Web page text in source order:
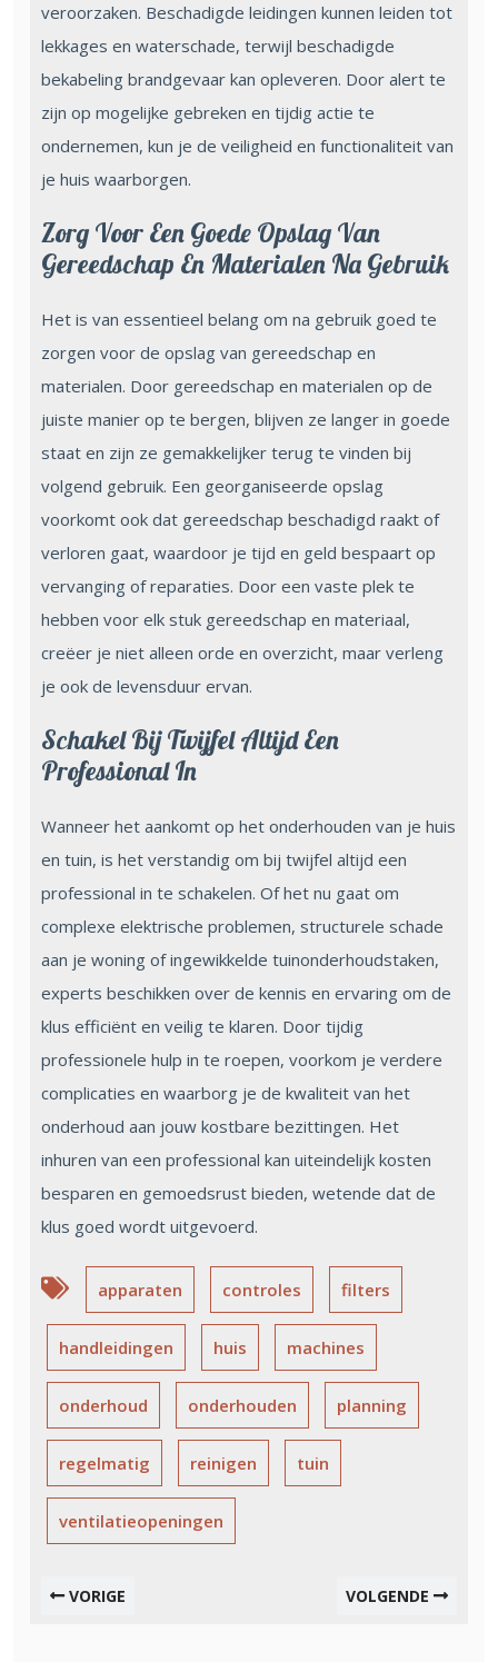
veroorzaken. Beschadigde leidingen kunnen leiden tot
lekkages en waterschade, terwijl beschadigde
bekabeling brandgevaar kan opleveren. Door alert te
zijn op mogelijke gebreken en tijdig actie te
ondernemen, kun je de veiligheid en functionaliteit van
je huis waarborgen.
Zorg Voor Een Goede Opslag Van
Gereedschap En Materialen Na Gebruik
Het is van essentieel belang om na gebruik goed te
zorgen voor de opslag van gereedschap en
materialen. Door gereedschap en materialen op de
juiste manier op te bergen, blijven ze langer in goede
staat en zijn ze gemakkelijker terug te vinden bij
volgend gebruik. Een georganiseerde opslag
voorkomt ook dat gereedschap beschadigd raakt of
verloren gaat, waardoor je tijd en geld bespaart op
vervanging of reparaties. Door een vaste plek te
hebben voor elk stuk gereedschap en materiaal,
creëer je niet alleen orde en overzicht, maar verleng
je ook de levensduur ervan.
Schakel Bij Twijfel Altijd Een
Professional In
Wanneer het aankomt op het onderhouden van je huis
en tuin, is het verstandig om bij twijfel altijd een
professional in te schakelen. Of het nu gaat om
complexe elektrische problemen, structurele schade
aan je woning of ingewikkelde tuinonderhoudstaken,
experts beschikken over de kennis en ervaring om de
klus efficiënt en veilig te klaren. Door tijdig
professionele hulp in te roepen, voorkom je verdere
complicaties en waarborg je de kwaliteit van het
onderhoud aan jouw kostbare bezittingen. Het
inhuren van een professional kan uiteindelijk kosten
besparen en gemoedsrust bieden, wetende dat de
klus goed wordt uitgevoerd.
apparaten controles filters
handleidingen huis machines
onderhoud onderhouden planning
regelmatig reinigen tuin
ventilatieopeningen
VORIGE VOLGENDE